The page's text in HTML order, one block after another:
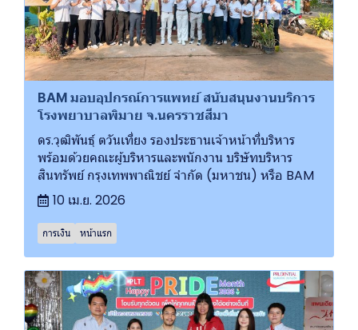
BAM มอบอุปกรณ์การแพทย์ สนับสนุนงานบริการ
โรงพยาบาลพิมาย จ.นครราชสีมา
ดร.วุฒิพันธุ์ ตวันเที่ยง รองประธานเจ้าหน้าที่บริหาร
พร้อมด้วยคณะผู้บริหารและพนักงาน บริษัทบริหาร
สินทรัพย์ กรุงเทพพาณิชย์ จำกัด (มหาชน) หรือ BAM
10 เม.ย. 2026
การเงิน หน้าแรก